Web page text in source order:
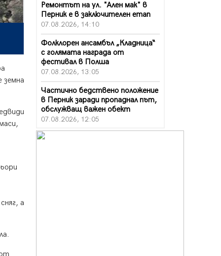
земна
а
Ремонтът на ул. "Ален мак" в
Перник е в заключителен етап
07.08.2026, 14:10
Фолклорен ансамбъл „Кладница“
с голямата награда от
фестивал в Полша
07.08.2026, 13:05
Частично бедствено положение
в Перник заради пропаднал път,
обслужващ важен обект
07.08.2026, 12:05
Да отговорим на жегите с филм